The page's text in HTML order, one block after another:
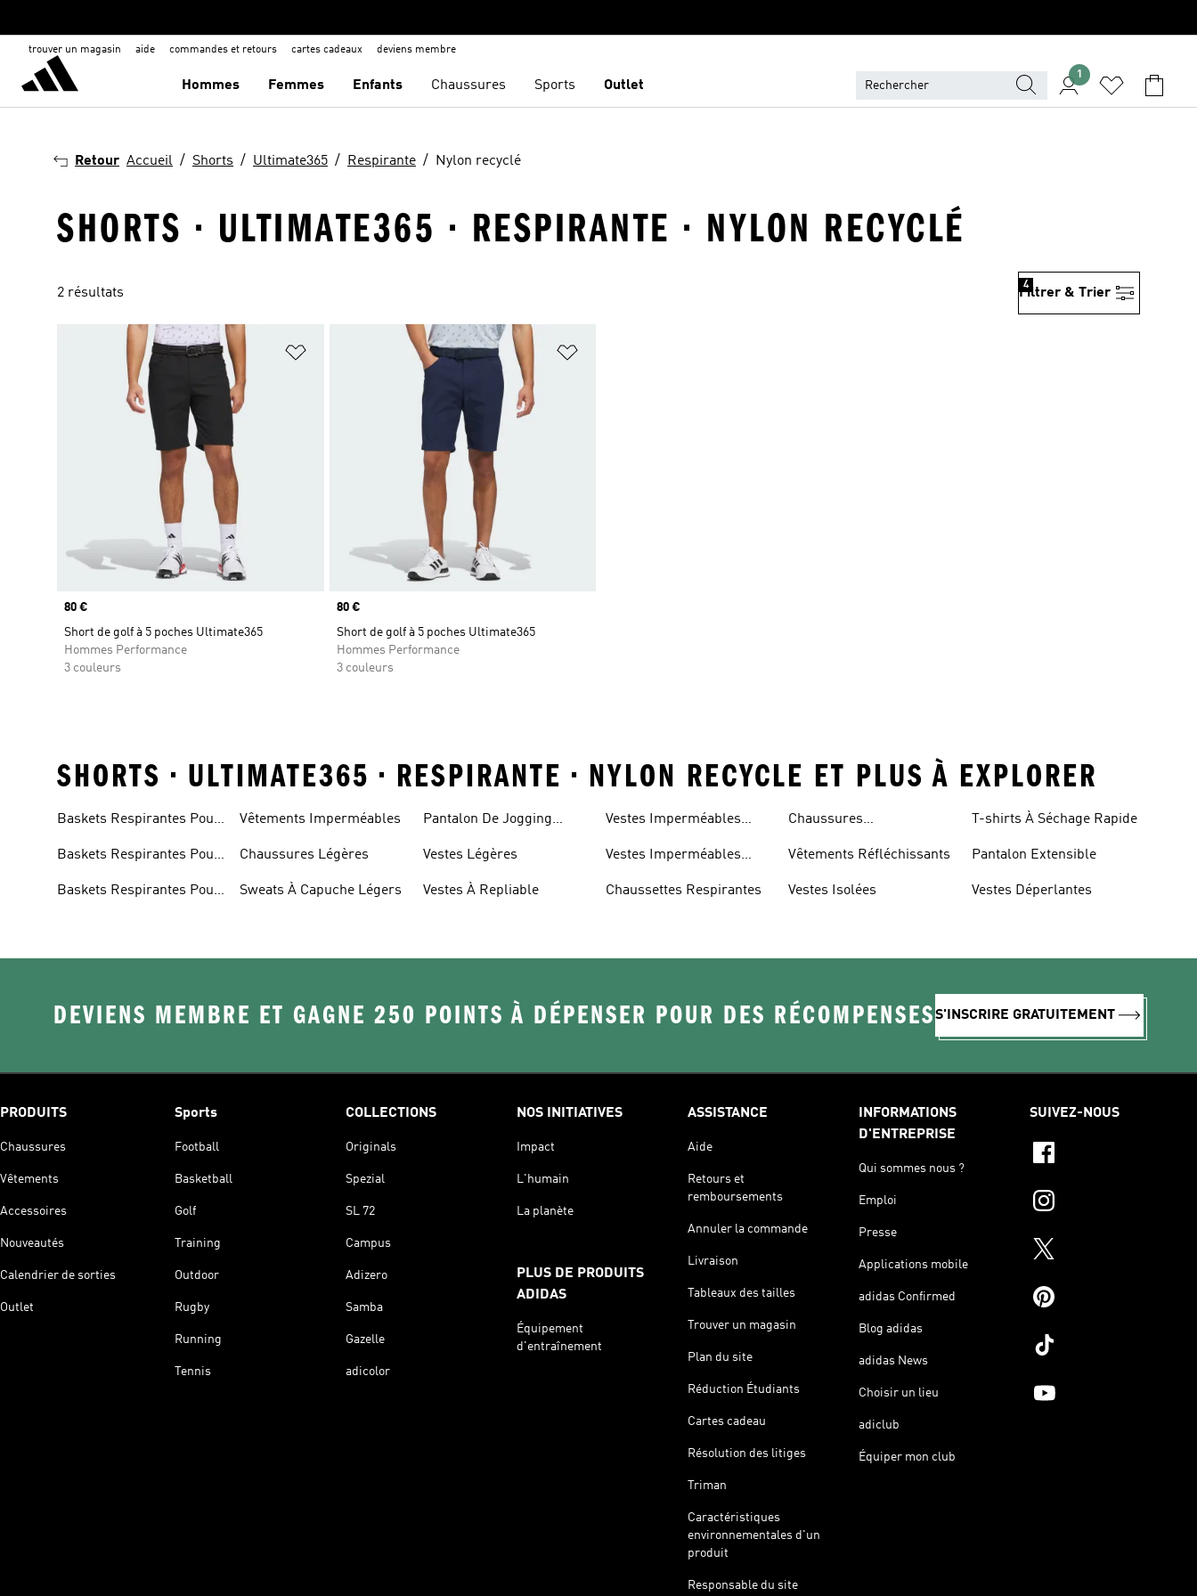
trouver un magasin aide commandes et retours cartes cadeaux deviens membre
Hommes Femmes Enfants Chaussures Sports Outlet
1
Retour Accueil Shorts Ultimate365 Respirante Nylon recyclé
SHORTS · ULTIMATE365 · RESPIRANTE · NYLON RECYCLÉ
2 résultats Filtrer & Trier
4
Ajouter à la Liste de produits favoris
Prix
80 €
Short de golf à 5 poches Ultimate365
Hommes Performance
3 couleurs
Prix
80 €
Short de golf à 5 poches Ultimate365
Hommes Performance
3 couleurs
SHORTS • ULTIMATE365 • RESPIRANTE • NYLON RECYCLE ET PLUS À EXPLORER
Baskets Respirantes Pour
Baskets Respirantes Pour
Baskets Respirantes Pour
Vêtements Imperméables
Chaussures Légères
Sweats À Capuche Légers
Pantalon De Jogging
Vestes Légères
Vestes À Repliable
Vestes Imperméables
Vestes Imperméables
Chaussettes Respirantes
Chaussures
Vêtements Réfléchissants
Vestes Isolées
T-shirts À Séchage Rapide
Pantalon Extensible
Vestes Déperlantes
DEVIENS MEMBRE ET GAGNE 250 POINTS À DÉPENSER POUR DES RÉCOMPENSESS'INSCRIRE GRATUITEMENT
PRODUITS
Chaussures
Vêtements
Accessoires
Nouveautés
Calendrier de sorties
Outlet
Sports
Football
Basketball
Golf
Training
Outdoor
Rugby
Running
Tennis
COLLECTIONS
Originals
Spezial
SL 72
Campus
Adizero
Samba
Gazelle
adicolor
NOS INITIATIVES
Impact
L'humain
La planète
PLUS DE PRODUITS
ADIDAS
Équipement
d'entraînement
ASSISTANCE
Aide
Retours et
remboursements
Annuler la commande
Livraison
Tableaux des tailles
Trouver un magasin
Plan du site
Réduction Étudiants
Cartes cadeau
Résolution des litiges
Triman
Caractéristiques
environnementales d'un
produit
Responsable du site
INFORMATIONS
D'ENTREPRISE
Qui sommes nous ?
Emploi
Presse
Applications mobile
adidas Confirmed
Blog adidas
adidas News
Choisir un lieu
adiclub
Équiper mon club
SUIVEZ-NOUS